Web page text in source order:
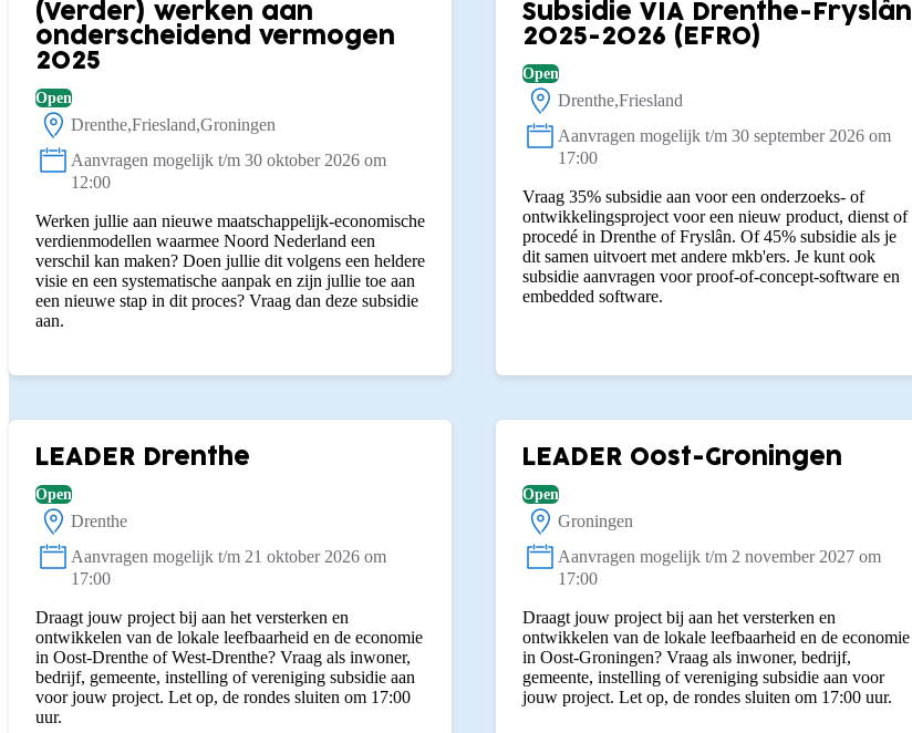
(Verder) werken aan
onderscheidend vermogen
2025
Open
Locatie:
Drenthe Friesland Groningen
Status:
Aanvragen mogelijk t/m 30 oktober 2026 om
12:00
Werken jullie aan nieuwe maatschappelijk-economische
verdienmodellen waarmee Noord Nederland een
verschil kan maken? Doen jullie dit volgens een heldere
visie en een systematische aanpak en zijn jullie toe aan
een nieuwe stap in dit proces? Vraag dan deze subsidie
aan.
Subsidie VIA Drenthe-Fryslân
2025-2026 (EFRO)
Open
Locatie:
Drenthe Friesland
Status:
Aanvragen mogelijk t/m 30 september 2026 om
17:00
Vraag 35% subsidie aan voor een onderzoeks- of
ontwikkelingsproject voor een nieuw product, dienst of
procedé in Drenthe of Fryslân. Of 45% subsidie als je
dit samen uitvoert met andere mkb'ers. Je kunt ook
subsidie aanvragen voor proof-of-concept-software en
embedded software.
LEADER Drenthe
Open
Locatie:
Drenthe
Status:
Aanvragen mogelijk t/m 21 oktober 2026 om
17:00
Draagt jouw project bij aan het versterken en
ontwikkelen van de lokale leefbaarheid en de economie
in Oost-Drenthe of West-Drenthe? Vraag als inwoner,
bedrijf, gemeente, instelling of vereniging subsidie aan
voor jouw project. Let op, de rondes sluiten om 17:00
uur.
LEADER Oost-Groningen
Open
Locatie:
Groningen
Status:
Aanvragen mogelijk t/m 2 november 2027 om
17:00
Draagt jouw project bij aan het versterken en
ontwikkelen van de lokale leefbaarheid en de economie
in Oost-Groningen? Vraag als inwoner, bedrijf,
gemeente, instelling of vereniging subsidie aan voor
jouw project. Let op, de rondes sluiten om 17:00 uur.